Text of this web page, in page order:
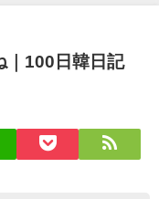
｜100日韓日記